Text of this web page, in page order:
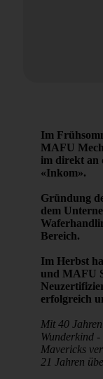
Im
MAFU
im direkt an
«Inkom».
Gründung
dem
Bereich.
Im Herbst
und MAFU
erfolgreich
Mit 40
Wunderkind
Mavericks
21 Jahren